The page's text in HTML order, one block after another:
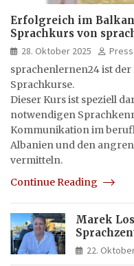
Erfolgreich im
Sprachkurs von
28. Oktober 2025
sprachenlernen24 ist
Sprachkurse.
Dieser Kurs ist speziell
notwendigen
Kommunikation im
Albanien und den
vermitteln.
Continue Reading
Marek
Italia und
22.